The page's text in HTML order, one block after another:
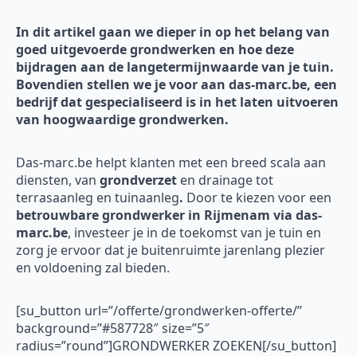
In dit artikel gaan we dieper in op het belang van
goed uitgevoerde grondwerken en hoe deze
bijdragen aan de langetermijnwaarde van je tuin.
Bovendien stellen we je voor aan das-marc.be, een
bedrijf dat gespecialiseerd is in het laten uitvoeren
van hoogwaardige grondwerken.
Das-marc.be helpt klanten met een breed scala aan
diensten, van grondverzet en drainage tot
terrasaanleg en tuinaanleg. Door te kiezen voor een
betrouwbare grondwerker in Rijmenam via das-
marc.be, investeer je in de toekomst van je tuin en
zorg je ervoor dat je buitenruimte jarenlang plezier
en voldoening zal bieden.
[su_button url=”/offerte/grondwerken-offerte/”
background=”#587728″ size=”5″
radius=”round”]GRONDWERKER ZOEKEN[/su_button]